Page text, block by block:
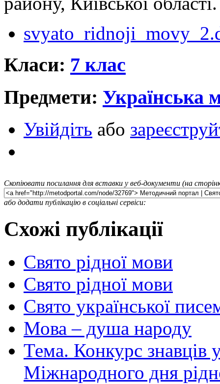
Класи: 7 клас
Предмети: Українська
Увійдіть або
Скопіювати посилання для вставки у веб-документи (на
або додати публікацію в соціальні сервіси:
Схожі публікації
Свято рідної мови
Свято рідної мови
Свято української
Мова – душа народу
Тема. Конкурс знавців
Міжнародного дня